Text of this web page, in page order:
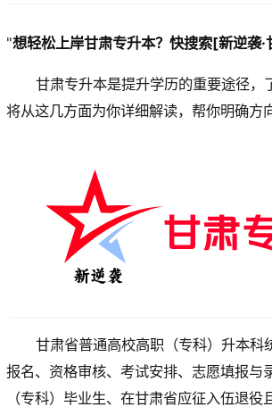
"想轻松上岸甘肃专升本？快搜索[新逆袭
甘肃专升本是提升学历的重要途径
将从这几方面为你详细解读，帮你明确方
甘肃省普通高校高职（专科）升本
报名、资格审核、考试安排、志愿填报与
（专科）毕业生、在甘肃省应征入伍退